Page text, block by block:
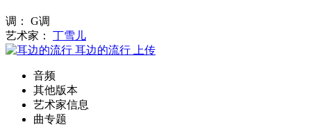
调： G调
艺术家： 丁雪儿
耳边的流行
上传
音频
其他版本
艺术家信息
曲专题